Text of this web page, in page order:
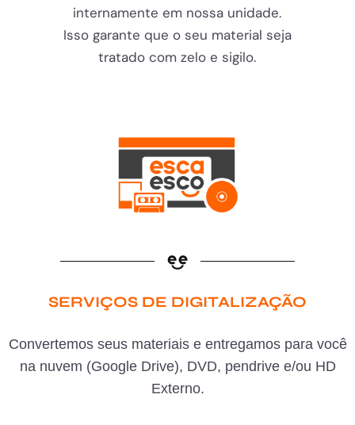
internamente em nossa unidade.
Isso garante que o seu material seja
tratado com zelo e sigilo.
SERVIÇOS DE DIGITALIZAÇÃO
Convertemos seus materiais e entregamos para você
na nuvem (Google Drive), DVD, pendrive e/ou HD
Externo.